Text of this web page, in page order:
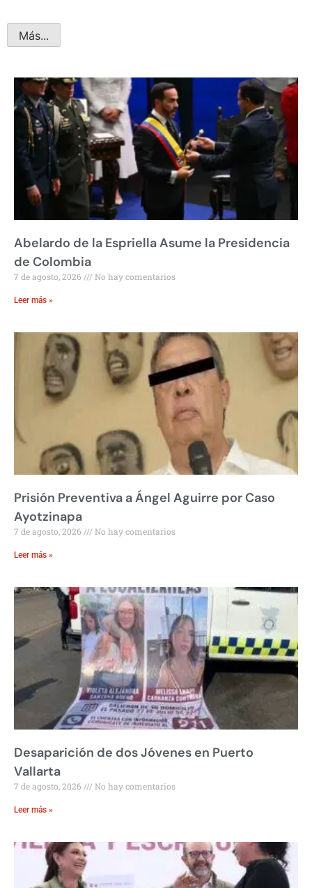
Más...
Abelardo de la Espriella Asume la Presidencia
de Colombia
7 de agosto, 2026 No hay comentarios
Leer más »
Prisión Preventiva a Ángel Aguirre por Caso
Ayotzinapa
7 de agosto, 2026 No hay comentarios
Leer más »
Desaparición de dos Jóvenes en Puerto
Vallarta
7 de agosto, 2026 No hay comentarios
Leer más »